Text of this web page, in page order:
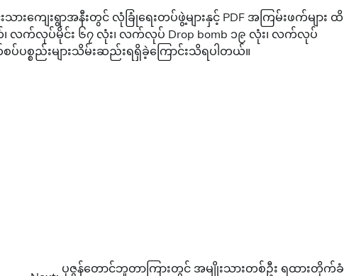
ကျေးရွာအနီးတွင် လုံခြုံရေးတပ်ဖွဲ့များနှင့် PDF အကြမ်းဖက်များ ထိ
က်လုပ်မိုင်း ၆၇ လုံး၊ လက်လုပ် Drop bomb ၁၉ လုံး၊ လက်လုပ်
စ္စည်းများသိမ်းဆည်းရရှိခဲ့ကြောင်းသိရပါတယ်။
ပုဇွန်တောင်ဘူတာကြားတွင် အမျိုးသားတစ်ဦး ရထားတိုက်ခံ